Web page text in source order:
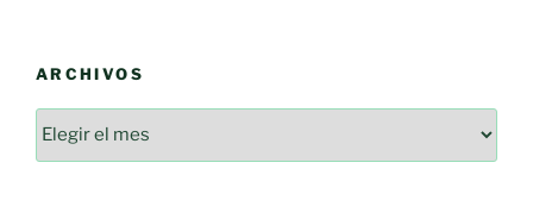
ARCHIVOS
Archivos